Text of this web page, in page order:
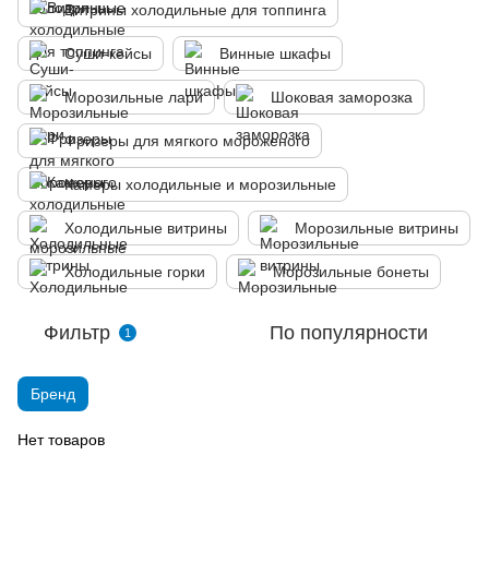
Витрины холодильные для топпинга
Суши-кейсы Винные шкафы
Морозильные лари Шоковая заморозка
Фризеры для мягкого мороженого
Камеры холодильные и морозильные
Холодильные витрины Морозильные витрины
Холодильные горки Морозильные бонеты
Фильтр 1 По популярности
Бренд
Нет товаров